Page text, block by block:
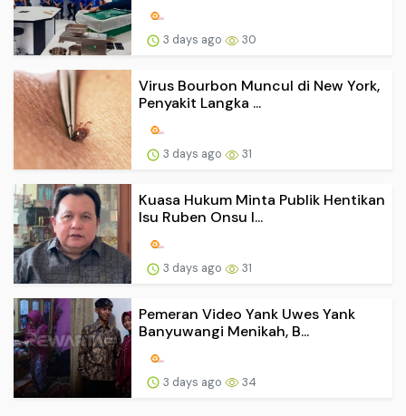
3 days ago 30
Virus Bourbon Muncul di New York,
Penyakit Langka ...
3 days ago 31
Kuasa Hukum Minta Publik Hentikan
Isu Ruben Onsu I...
3 days ago 31
Pemeran Video Yank Uwes Yank
Banyuwangi Menikah, B...
3 days ago 34